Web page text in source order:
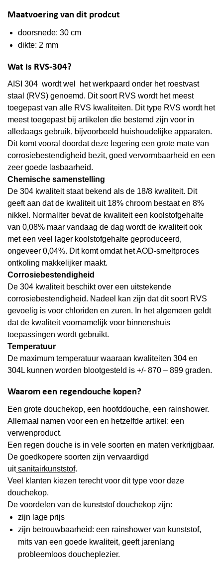
Maatvoering van dit prodcut
doorsnede: 30 cm
dikte: 2 mm
Wat is RVS-304?
AISI 304 wordt wel het werkpaard onder het roestvast
staal (RVS) genoemd. Dit soort RVS wordt het meest
toegepast van alle RVS kwaliteiten. Dit type RVS wordt het
meest toegepast bij artikelen die bestemd zijn voor in
alledaags gebruik, bijvoorbeeld huishoudelijke apparaten.
Dit komt vooral doordat deze legering een grote mate van
corrosiebestendigheid bezit, goed vervormbaarheid en een
zeer goede lasbaarheid.
Chemische samenstelling
De 304 kwaliteit staat bekend als de 18/8 kwaliteit. Dit
geeft aan dat de kwaliteit uit 18% chroom bestaat en 8%
nikkel. Normaliter bevat de kwaliteit een koolstofgehalte
van 0,08% maar vandaag de dag wordt de kwaliteit ook
met een veel lager koolstofgehalte geproduceerd,
ongeveer 0,04%. Dit komt omdat het AOD-smeltproces
ontkoling makkelijker maakt.
Corrosiebestendigheid
De 304 kwaliteit beschikt over een uitstekende
corrosiebestendigheid. Nadeel kan zijn dat dit soort RVS
gevoelig is voor chloriden en zuren. In het algemeen geldt
dat de kwaliteit voornamelijk voor binnenshuis
toepassingen wordt gebruikt.
Temperatuur
De maximum temperatuur waaraan kwaliteiten 304 en
304L kunnen worden blootgesteld is +/- 870 – 899 graden.
Waarom een regendouche kopen?
Een grote douchekop, een hoofddouche, een rainshower.
Allemaal namen voor een en hetzelfde artikel: een
verwenproduct.
Een regen douche is in vele soorten en maten verkrijgbaar.
De goedkopere soorten zijn vervaardigd
uitsanitairkunststof.
Veel klanten kiezen terecht voor dit type voor deze
douchekop.
De voordelen van de kunststof douchekop zijn:
zijn lage prijs
zijn betrouwbaarheid: een rainshower van kunststof,
mits van een goede kwaliteit, geeft jarenlang
probleemloos doucheplezier.